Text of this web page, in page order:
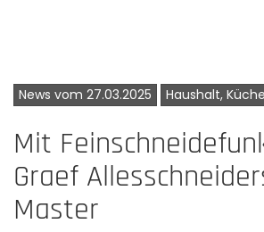
News vom 27.03.2025 Haushalt, Küche
Mit
Graef
Master